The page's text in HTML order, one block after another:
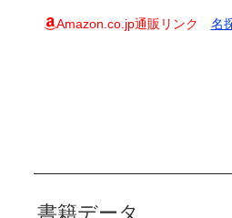
Amazon.co.jp通販リンク
名
書籍データ